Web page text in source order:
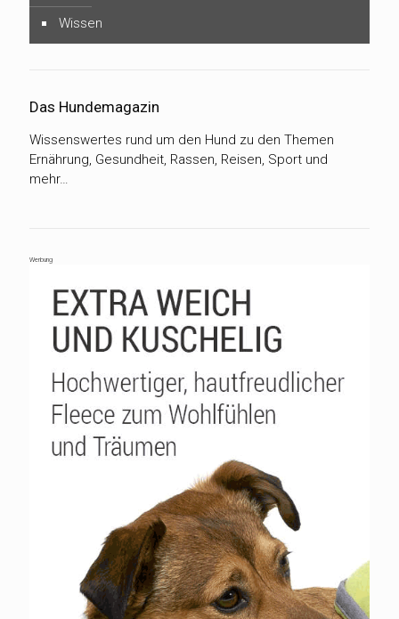
Wissen
Das Hundemagazin
Wissenswertes rund um den Hund zu den Themen
Ernährung, Gesundheit, Rassen, Reisen, Sport und
mehr…
Werbung